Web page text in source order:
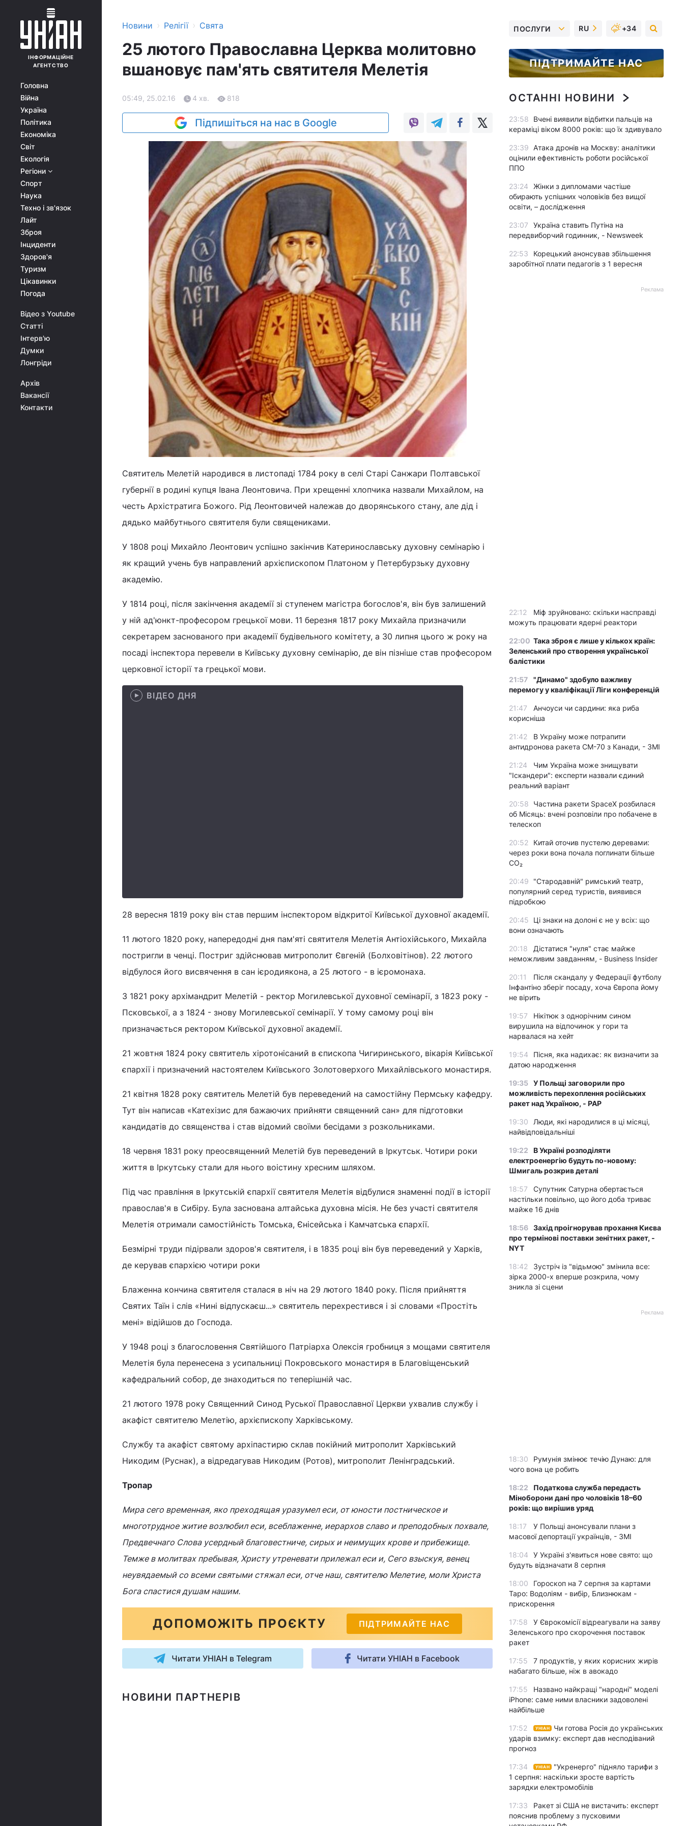
ІНФОРМАЦІЙНЕ
АГЕНТСТВО
Головна
Війна
Україна
Політика
Економіка
Світ
Екологія
Регіони
Спорт
Наука
Техно і зв'язок
Лайт
Зброя
Інциденти
Здоров'я
Туризм
Цікавинки
Погода
Відео з Youtube
Статті
Інтерв'ю
Думки
Лонгріди
Архів
Вакансії
Контакти
Новини › Релігії › Свята
25 лютого Православна Церква молитовно
вшановує пам'ять святителя Мелетія
05:49, 25.02.16 4 хв. 818
Підпишіться на нас в Google
Святитель Мелетій народився в листопаді 1784 року в селі Старі Санжари Полтавської
губернії в родині купця Івана Леонтовича. При хрещенні хлопчика назвали Михайлом, на
честь Архістратига Божого. Рід Леонтовичей належав до дворянського стану, але дід і
дядько майбутнього святителя були священиками.
У 1808 році Михайло Леонтович успішно закінчив Катеринославську духовну семінарію і
як кращий учень був направлений архієпископом Платоном у Петербурзьку духовну
академію.
У 1814 році, після закінчення академії зі ступенем магістра богослов'я, він був залишений
у ній ад'юнкт-професором грецької мови. 11 березня 1817 року Михайла призначили
секретарем заснованого при академії будівельного комітету, а 30 липня цього ж року на
посаді інспектора перевели в Київську духовну семінарію, де він пізніше став професором
церковної історії та грецької мови.
ВІДЕО ДНЯ
28 вересня 1819 року він став першим інспектором відкритої Київської духовної академії.
11 лютого 1820 року, напередодні дня пам'яті святителя Мелетія Антіохійського, Михайла
постригли в ченці. Постриг здійснював митрополит Євгеній (Болховітінов). 22 лютого
відбулося його висвячення в сан ієродиякона, а 25 лютого - в ієромонаха.
З 1821 року архімандрит Мелетій - ректор Могилевської духовної семінарії, з 1823 року -
Псковської, а з 1824 - знову Могилевської семінарії. У тому самому році він
призначається ректором Київської духовної академії.
21 жовтня 1824 року святитель хіротонісаний в єпископа Чигиринського, вікарія Київської
єпархії і призначений настоятелем Київського Золотоверхого Михайлівського монастиря.
21 квітня 1828 року святитель Мелетій був переведений на самостійну Пермську кафедру.
Тут він написав «Катехізис для бажаючих прийняти священний сан» для підготовки
кандидатів до священства і став відомий своїми бесідами з розкольниками.
18 червня 1831 року преосвященний Мелетій був переведений в Іркутськ. Чотири роки
життя в Іркутську стали для нього воістину хресним шляхом.
Під час правління в Іркутській єпархії святителя Мелетія відбулися знаменні події в історії
православ'я в Сибіру. Була заснована алтайська духовна місія. Не без участі святителя
Мелетія отримали самостійність Томська, Єнісейська і Камчатська єпархії.
Безмірні труди підірвали здоров'я святителя, і в 1835 році він був переведений у Харків,
де керував єпархією чотири роки
Блаженна кончина святителя сталася в ніч на 29 лютого 1840 року. Після прийняття
Святих Таїн і слів «Нині відпускаєш...» святитель перехрестився і зі словами «Простіть
мені» відійшов до Господа.
У 1948 році з благословення Святійшого Патріарха Олексія гробниця з мощами святителя
Мелетія була перенесена з усипальниці Покровського монастиря в Благовіщенський
кафедральний собор, де знаходиться по теперішній час.
21 лютого 1978 року Священний Синод Руської Православної Церкви ухвалив службу і
акафіст святителю Мелетію, архієпископу Харківському.
Службу та акафіст святому архіпастирю склав покійний митрополит Харківський
Никодим (Руснак), а відредагував Никодим (Ротов), митрополит Ленінградський.
Тропар
Мира сего временная, яко преходящая уразумел еси, от юности постническое и
многотрудное житие возлюбил еси, всеблаженне, иерархов славо и преподобных похвале,
Предвечнаго Слова усердный благовестниче, сирых и неимущих крове и прибежище.
Темже в молитвах пребывая, Христу утреневати прилежал еси и, Сего взыскуя, венец
неувядаемый со всеми святыми стяжал еси, отче наш, святителю Мелетие, моли Христа
Бога спастися душам нашим.
ДОПОМОЖІТЬ ПРОЄКТУ ПІДТРИМАЙТЕ НАС
Читати УНІАН в Telegram Читати УНІАН в Facebook
НОВИНИ ПАРТНЕРІВ
ПОСЛУГИ RU +34
ПІДТРИМАЙТЕ НАС
ОСТАННІ НОВИНИ
23:58
Вчені виявили відбитки пальців на
кераміці віком 8000 років: що їх здивувало
23:39
Атака дронів на Москву: аналітики
оцінили ефективність роботи російської
ППО
23:24
Жінки з дипломами частіше
обирають успішних чоловіків без вищої
освіти, – дослідження
23:07
Україна ставить Путіна на
передвиборчий годинник, - Newsweek
22:53
Корецький анонсував збільшення
заробітної плати педагогів з 1 вересня
Реклама
22:12
Міф зруйновано: скільки насправді
можуть працювати ядерні реактори
22:00 Така зброя є лише у кількох країн:
Зеленський про створення української
балістики
21:57
"Динамо" здобуло важливу
перемогу у кваліфікації Ліги конференцій
21:47
Анчоуси чи сардини: яка риба
корисніша
21:42
В Україну може потрапити
антидронова ракета CM-70 з Канади, - ЗМІ
21:24
Чим Україна може знищувати
"Іскандери": експерти назвали єдиний
реальний варіант
20:58
Частина ракети SpaceX розбилася
об Місяць: вчені розповіли про побачене в
телескоп
20:52
Китай оточив пустелю деревами:
через роки вона почала поглинати більше
CO₂
20:49
"Стародавній" римський театр,
популярний серед туристів, виявився
підробкою
20:45
Ці знаки на долоні є не у всіх: що
вони означають
20:18
Дістатися "нуля" стає майже
неможливим завданням, - Business Insider
20:11
Після скандалу у Федерації футболу
Інфантіно зберіг посаду, хоча Європа йому
не вірить
19:57
Нікітюк з однорічним сином
вирушила на відпочинок у гори та
нарвалася на хейт
19:54
Пісня, яка надихає: як визначити за
датою народження
19:35 У Польщі заговорили про
можливість перехоплення російських
ракет над Україною, - PAP
19:30
Люди, які народилися в ці місяці,
найвідповідальніші
19:22
В Україні розподіляти
електроенергію будуть по-новому:
Шмигаль розкрив деталі
18:57
Супутник Сатурна обертається
настільки повільно, що його доба триває
майже 16 днів
18:56 Захід проігнорував прохання Києва
про термінові поставки зенітних ракет, -
NYT
18:42
Зустріч із "відьмою" змінила все:
зірка 2000-х вперше розкрила, чому
зникла зі сцени
Реклама
18:30
Румунія змінює течію Дунаю: для
чого вона це робить
18:22
Податкова служба передасть
Міноборони дані про чоловіків 18–60
років: що вирішив уряд
18:17
У Польщі анонсували плани з
масової депортації українців, - ЗМІ
18:04
У Україні з'явиться нове свято: що
будуть відзначати 8 серпня
18:00
Гороскоп на 7 серпня за картами
Таро: Водоліям - вибір, Близнюкам -
прискорення
17:58
У Єврокомісії відреагували на заяву
Зеленського про скорочення поставок
ракет
17:55
7 продуктів, у яких корисних жирів
набагато більше, ніж в авокадо
17:55
Названо найкращі "народні" моделі
iPhone: саме ними власники задоволені
найбільше
17:52 УНІАН
Чи готова Росія до українських
ударів взимку: експерт дав несподіваний
прогноз
17:34 УНІАН
"Укренерго" підняло тарифи з
1 серпня: наскільки зросте вартість
зарядки електромобілів
17:33
Ракет зі США не вистачить: експерт
пояснив проблему з пусковими